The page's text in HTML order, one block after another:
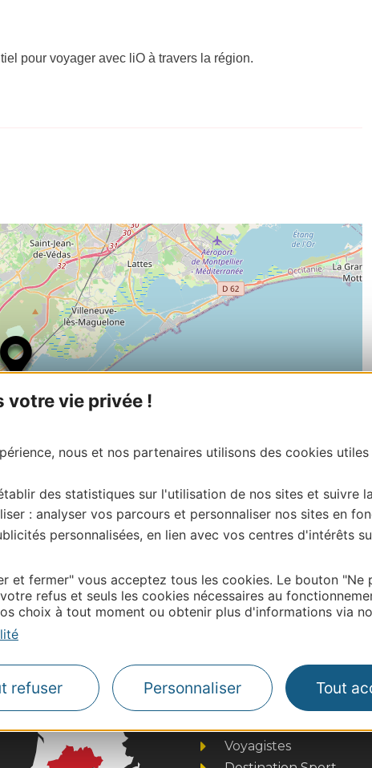
votre vie privée !
nous et nos partenaires utilisons des cookies utiles
des statistiques sur l'utilisation de nos sites et suivre
: analyser vos parcours et personnaliser nos sites en
personnalisées, en lien avec vos centres d'intérêts
et fermer" vous acceptez tous les cookies. Le bouton "Ne
refus et seuls les cookies nécessaires au
choix à tout moment ou obtenir plus d'informations via
refuser Personnaliser Tout
pour voyager avec liO à travers la région.
Leaflet| Map data © OpenStreetMap contributors
de cette activité?
OT ARCHIPEL DE THAU MEDITERRANEE
Business/Mice
Pros d'Occitanie
Voyagistes